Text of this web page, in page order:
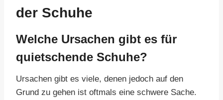
der Schuhe
Welche Ursachen gibt es für
quietschende Schuhe?
Ursachen gibt es viele, denen jedoch auf den
Grund zu gehen ist oftmals eine schwere Sache.